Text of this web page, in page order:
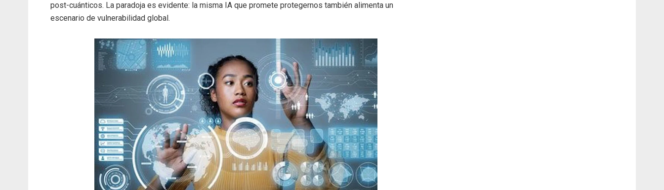
post-cuánticos. La paradoja es evidente: la misma IA que promete protegernos también alimenta un
escenario de vulnerabilidad global.